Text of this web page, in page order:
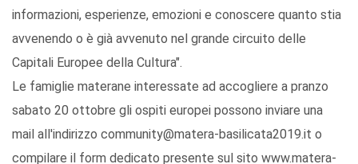
informazioni, esperienze, emozioni e conoscere quanto stia
avvenendo o è già avvenuto nel grande circuito delle
Capitali Europee della Cultura".
Le famiglie materane interessate ad accogliere a pranzo
sabato 20 ottobre gli ospiti europei possono inviare una
mail all'indirizzo community@matera-basilicata2019.it o
compilare il form dedicato presente sul sito www.matera-